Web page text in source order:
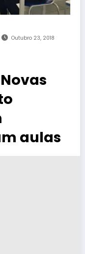
Outubro 23, 2018
aulas